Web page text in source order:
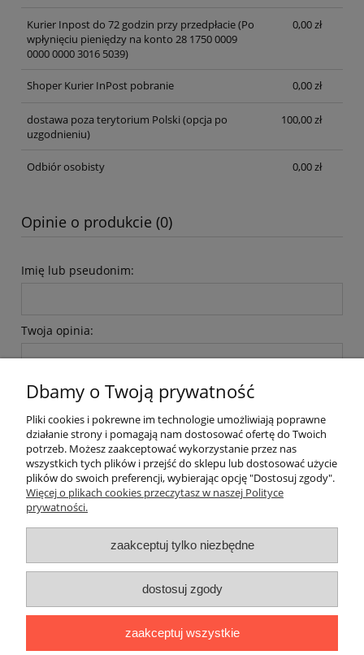
Kurier Inpost do 72 godzin przy przedpłacie(Po
wpłynięciu pieniędzy na konto 28 1750 0009
0000 0000 3016 5039)
0,00 zł
Shoper Kurier InPost pobranie 0,00 zł
dostawa poza terytorium Polski (opcja po
uzgodnieniu)
100,00 zł
Odbiór osobisty 0,00 zł
Opinie o produkcie (0)
Imię lub pseudonim:
Twoja opinia:
Inteligentny dom ( POCKET HOME )
Promocje i transport gratis
Automatyka NOVATEK
Polityka prywatności
Zwroty i reklamacje
Promocyjne Ceny|Wiklinowa 24, 21-010 Łęczna (woj. lubelskie)|
Dbamy o Twoją prywatność
Pliki cookies i pokrewne im technologie umożliwiają poprawne
działanie strony i pomagają nam dostosować ofertę do Twoich
potrzeb. Możesz zaakceptować wykorzystanie przez nas
wszystkich tych plików i przejść do sklepu lub dostosować użycie
plików do swoich preferencji, wybierając opcję "Dostosuj zgody".
Więcej o plikach cookies przeczytasz w naszej Polityce
prywatności.
zaakceptuj tylko niezbędne
dostosuj zgody
zaakceptuj wszystkie